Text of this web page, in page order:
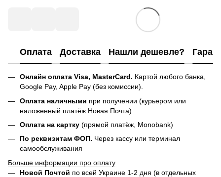
Оплата Доставка Нашли дешевле?
Онлайн оплата Visa, MasterCard. Картой любого банка,
Google Pay, Apple Pay (без комиссии).
Оплата наличными при получении (курьером или
наложенный платёж Новая Почта)
Оплата на картку (прямой платёж, Monobank)
По реквизитам ФОП. Через кассу или терминал
самообслуживания
Больше информации про оплату
Новой Почтой по всей Украине 1-2 дня (в отдельных